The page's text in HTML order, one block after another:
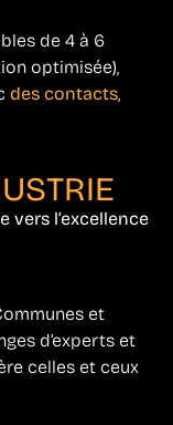
de 4 à 6
optimisée),
des contacts,
vers l’excellence
et
d’experts et
celles et ceux